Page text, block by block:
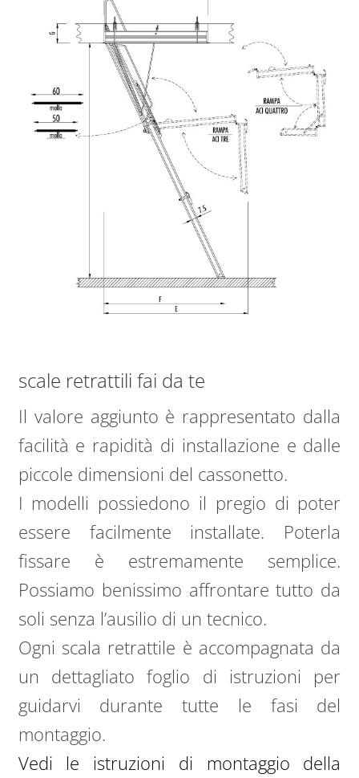
scale retrattili fai da te
Il valore aggiunto è rappresentato dalla
facilità e rapidità di installazione e dalle
piccole dimensioni del cassonetto.
I modelli possiedono il pregio di poter
essere facilmente installate. Poterla
fissare è estremamente semplice.
Possiamo benissimo affrontare tutto da
soli senza l’ausilio di un tecnico.
Ogni scala retrattile è accompagnata da
un dettagliato foglio di istruzioni per
guidarvi durante tutte le fasi del
montaggio.
Vedi le istruzioni di montaggio della